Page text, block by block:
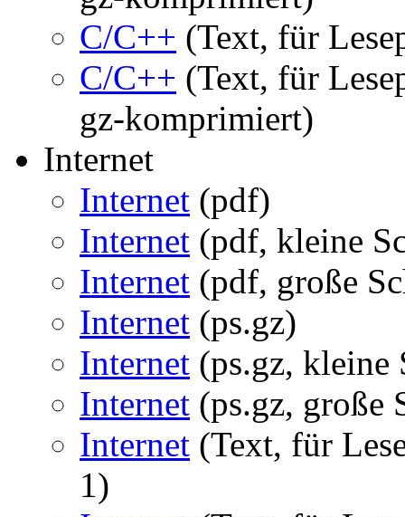
C/C++ (Text, für
C/C++ (Text, für
gz-komprimiert)
Internet
Internet (pdf)
Internet (pdf, kleine
Internet (pdf, große
Internet (ps.gz)
Internet (ps.gz, kleine
Internet (ps.gz, große
Internet (Text, für
1)